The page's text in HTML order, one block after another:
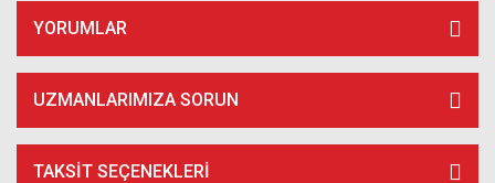
YORUMLAR
UZMANLARIMIZA SORUN
TAKSIT SEÇENEKLERI